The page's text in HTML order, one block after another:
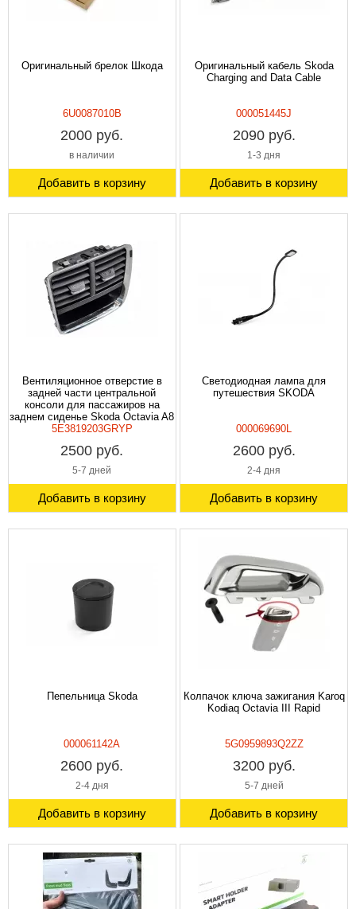
Оригинальный брелок Шкода
6U0087010B
2000 руб.
в наличии
Добавить в корзину
Оригинальный кабель Skoda
Charging and Data Cable
000051445J
2090 руб.
1-3 дня
Добавить в корзину
Вентиляционное отверстие в
задней части центральной
консоли для пассажиров на
заднем сиденье Skoda Octavia A8
5E3819203GRYP
2500 руб.
5-7 дней
Добавить в корзину
Светодиодная лампа для
путешествия SKODA
000069690L
2600 руб.
2-4 дня
Добавить в корзину
Пепельница Skoda
000061142A
2600 руб.
2-4 дня
Добавить в корзину
Колпачок ключа зажигания Karoq
Kodiaq Octavia III Rapid
5G0959893Q2ZZ
3200 руб.
5-7 дней
Добавить в корзину